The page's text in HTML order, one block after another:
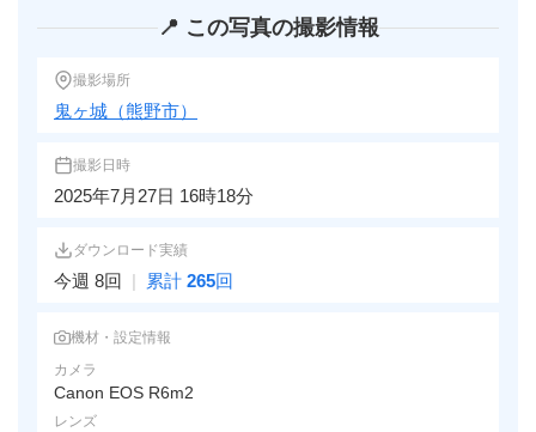
📍 この写真の撮影情報
撮影場所
鬼ヶ城（熊野市）
撮影日時
2025年7月27日 16時18分
ダウンロード実績
今週 8回 | 累計 265回
機材・設定情報
カメラ
Canon EOS R6m2
レンズ